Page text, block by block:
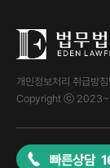
개인정보처리 취급방침
Copyright ⓒ
빠른상담